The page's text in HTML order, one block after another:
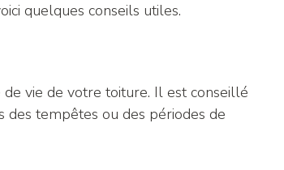
quelques conseils utiles.
vie de votre toiture. Il est conseillé
des tempêtes ou des périodes de